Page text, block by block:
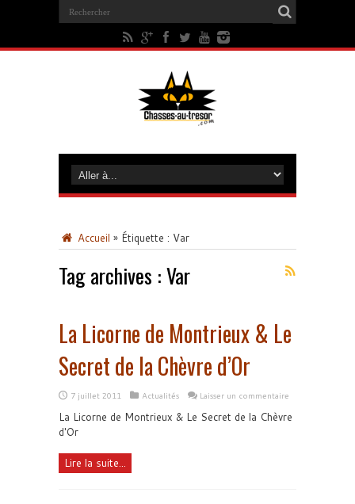
Accueil » Étiquette : Var
Tag archives :Var
La Licorne de Montrieux & Le
Secret de la Chèvre d’Or
7 juillet 2011 Actualités Laisser un commentaire
La Licorne de Montrieux & Le Secret de la Chèvre
d'Or
Lire la suite...